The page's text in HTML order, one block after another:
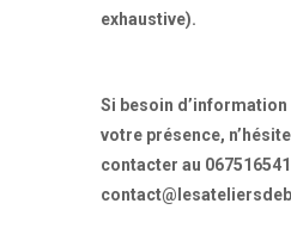
exhaustive).
Si besoin
votre présence,
contacter au